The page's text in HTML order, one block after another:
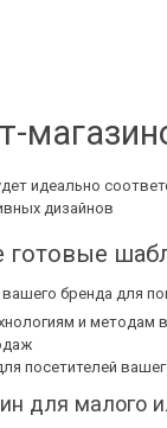
идеально
дизайнов
бренда для
и методам
посетителей
для малого